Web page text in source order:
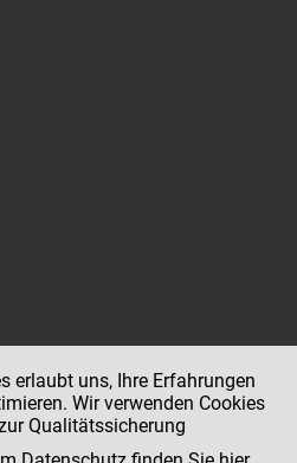
erlaubt uns, Ihre Erfahrungen
Wir verwenden Cookies
Qualitätssicherung